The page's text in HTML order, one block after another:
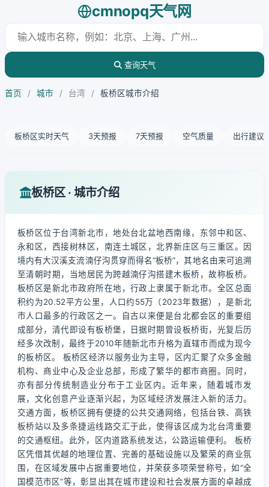
cmnopq天气网
查询天气
首页 / 城市 / 台湾 / 板桥区城市介绍
板桥区实时天气 3天预报 7天预报 空气质量 出行建议
板桥区 · 城市介绍
板桥区位于台湾新北市，地处台北盆地西南缘，东邻中和区、
永和区，西接树林区，南连土城区，北界新庄区与三重区。因
境内有大汉溪支流湳仔沟贯穿而得名“板桥”，其地名由来可追溯
至清朝时期，当地居民为跨越湳仔沟搭建木板桥，故称板桥。
板桥区是新北市政府所在地，行政上隶属于新北市。全区总面
积约为20.52平方公里，人口约55万（2023年数据），是新北
市人口最多的行政区之一。自古以来便是台北都会区的重要组
成部分，清代即设有板桥堡，日据时期曾设板桥街，光复后历
经多次改制，最终于2010年随新北市升格为直辖市而成为现今
的板桥区。 板桥区经济以服务业为主导，区内汇聚了众多金融
机构、商业中心及企业总部，形成了繁华的都市商圈。同时，
亦有部分传统制造业分布于工业区内。近年来，随着城市发
展，文化创意产业逐渐兴起，为区域经济发展注入新的活力。
交通方面，板桥区拥有便捷的公共交通网络，包括台铁、高铁
板桥站以及多条捷运线路交汇于此，使得该区成为北台湾重要
的交通枢纽。此外，区内道路系统发达，公路运输便利。 板桥
区凭借其优越的地理位置、完善的基础设施以及繁荣的商业氛
围，在区域发展中占据重要地位，并荣获多项荣誉称号，如“全
国模范市区”等，彰显出其在城市建设和社会发展方面的卓越成